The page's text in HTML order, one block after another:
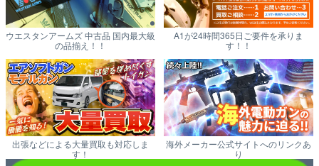
ウエスタンアームズ 中古品 国内最大級
の品揃え！！
A1が24時間365日ご要件を承りま
す！！
出張などによる大量買取も対応しま
す！
海外メーカー公式サイトへのリンクあ
り